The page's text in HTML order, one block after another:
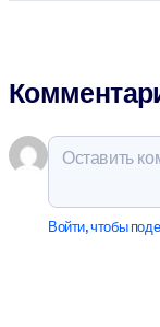
Войти, чтобы